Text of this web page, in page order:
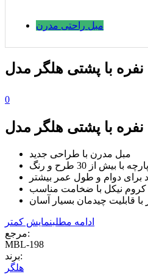
مبل راحتی مدرن
0
مبل مدرن با طراحی جدید
از 30 طرح و رنگ
برای دوام و طول عمر بیشتر
کروم نیکل با ضخامت مناسب
با قابلیت چیدمان بسیار آسان
ادامه مطلبنمایش کمتر
مرجع:
MBL-198
برند:
هلگر